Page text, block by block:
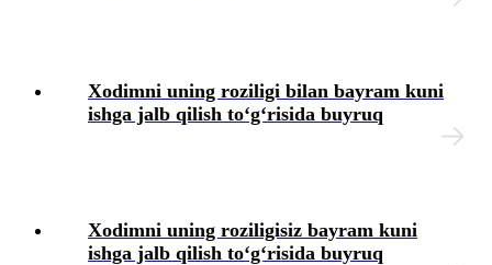
Xodimni uning roziligi bilan bayram kuni
ishga jalb qilish toʻgʻrisida buyruq
Xodimni uning roziligisiz bayram kuni
ishga jalb qilish toʻgʻrisida buyruq